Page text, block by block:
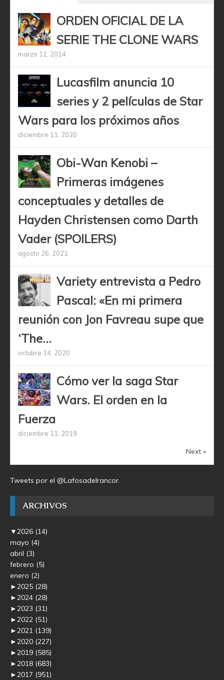
ORDEN OFICIAL DE LA
SERIE THE CLONE WARS
marzo 11, 2014
Lucasfilm anuncia 10
series y 2 películas de Star
Wars para los próximos años
diciembre 11, 2020
Obi-Wan Kenobi –
Primeras imágenes
conceptuales y detalles de
Hayden Christensen como Darth
Vader (SPOILERS)
agosto 26, 2021
Variety entrevista a Pedro
Pascal: «En mi primera
reunión con Jon Favreau supe que
‘The...
octubre 14, 2020
Cómo ver la saga Star
Wars. El orden en la
Fuerza
diciembre 11, 2019
Next »
Tweets por el @Lafosadelrancor.
ARCHIVOS
▼2026 (14)
mayo (4)
abril (3)
febrero (5)
enero (2)
►2025 (28)
►2024 (28)
►2023 (31)
►2022 (51)
►2021 (139)
►2020 (227)
►2019 (585)
►2018 (683)
►2017 (951)